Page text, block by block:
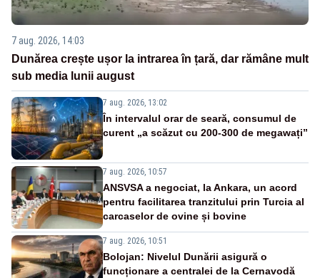
7 aug. 2026, 14:03
Dunărea crește ușor la intrarea în țară, dar rămâne mult
sub media lunii august
7 aug. 2026, 13:02
În intervalul orar de seară, consumul de
curent „a scăzut cu 200-300 de megawați”
7 aug. 2026, 10:57
ANSVSA a negociat, la Ankara, un acord
pentru facilitarea tranzitului prin Turcia al
carcaselor de ovine și bovine
7 aug. 2026, 10:51
Bolojan: Nivelul Dunării asigură o
funcționare a centralei de la Cernavodă